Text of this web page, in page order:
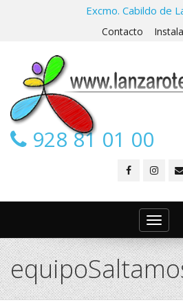
Excmo. Cabildo de
Contacto
928 81 01 00
Toggle